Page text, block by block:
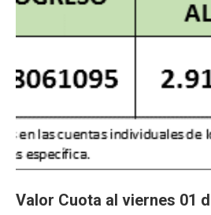
Valor Cuota al viernes 01